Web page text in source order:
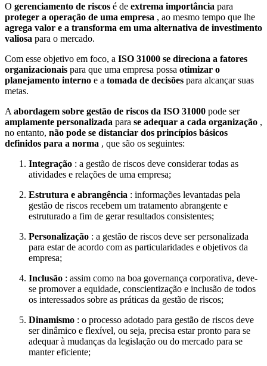
O gerenciamento de riscos é de extrema importância para
proteger a operação de uma empresa , ao mesmo tempo que lhe
agrega valor e a transforma em uma alternativa de investimento
valiosa para o mercado.
Com esse objetivo em foco, a ISO 31000 se direciona a fatores
organizacionais para que uma empresa possa otimizar o
planejamento interno e a tomada de decisões para alcançar suas
metas.
A abordagem sobre gestão de riscos da ISO 31000 pode ser
amplamente personalizada para se adequar a cada organização ,
no entanto, não pode se distanciar dos princípios básicos
definidos para a norma , que são os seguintes:
Integração : a gestão de riscos deve considerar todas as
atividades e relações de uma empresa;
Estrutura e abrangência : informações levantadas pela
gestão de riscos recebem um tratamento abrangente e
estruturado a fim de gerar resultados consistentes;
Personalização : a gestão de riscos deve ser personalizada
para estar de acordo com as particularidades e objetivos da
empresa;
Inclusão : assim como na boa governança corporativa, deve-
se promover a equidade, conscientização e inclusão de todos
os interessados sobre as práticas da gestão de riscos;
Dinamismo : o processo adotado para gestão de riscos deve
ser dinâmico e flexível, ou seja, precisa estar pronto para se
adequar à mudanças da legislação ou do mercado para se
manter eficiente;